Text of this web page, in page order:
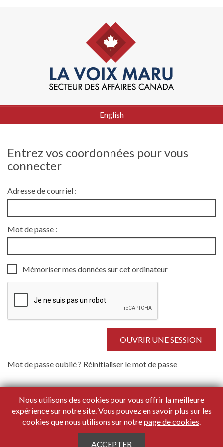
English
Entrez vos coordonnées pour vous
connecter
Adresse de courriel :
Mot de passe :
Mémoriser mes données sur cet ordinateur
Mot de passe oublié ? Réinitialiser le mot de passe
Nous utilisons des cookies pour vous offrir la meilleure
expérience sur notre site. Vous pouvez en savoir plus sur les
cookies que nous utilisons sur notrepage de cookies.
ACCEPTER